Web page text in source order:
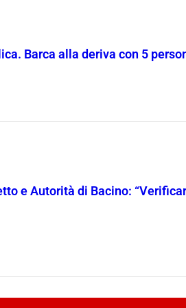
Barca alla deriva con 5
e Autorità di Bacino: